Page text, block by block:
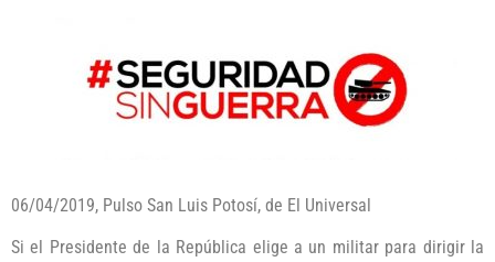
06/04/2019, Pulso San Luis Potosí, de El Universal
Si el Presidente de la República elige a un militar para dirigir la